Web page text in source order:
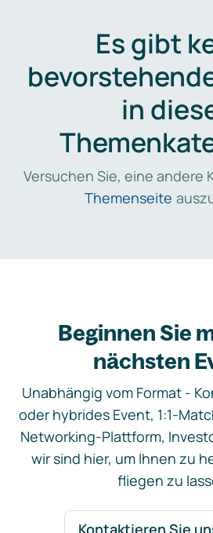
Es gibt
in
Versuchen Sie, eine andere
Themenseite
Beginnen Sie
nächsten
Unabhängig vom Format -
oder hybrides Event, 1:1-
Networking-Plattform,
wir sind hier, um Ihnen zu
fliegen zu
Kontaktieren Sie